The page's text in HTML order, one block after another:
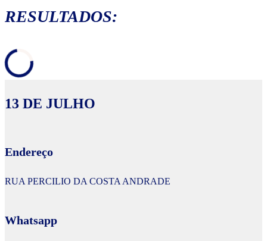
RESULTADOS:
13 DE JULHO
Endereço
RUA PERCILIO DA COSTA ANDRADE
Whatsapp